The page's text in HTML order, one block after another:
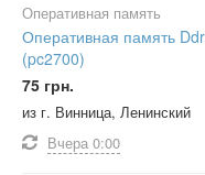
Оперативная память
Оперативная память
(pc2700)
75 грн.
из г. Винница, Ленинский
Вчера 0:00